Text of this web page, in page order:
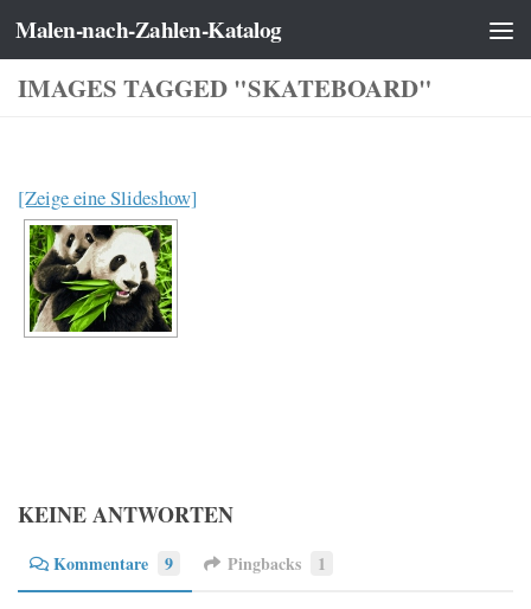
Zum Inhalt springen
Malen-nach-Zahlen-Katalog
IMAGES TAGGED "SKATEBOARD"
[Zeige eine Slideshow]
KEINE ANTWORTEN
Kommentare 9 Pingbacks 1